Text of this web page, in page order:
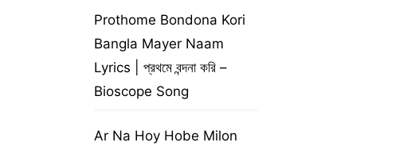
Prothome Bondona Kori
Bangla Mayer Naam
Lyrics | প্রথমে বন্দনা করি –
Bioscope Song
Ar Na Hoy Hobe Milon